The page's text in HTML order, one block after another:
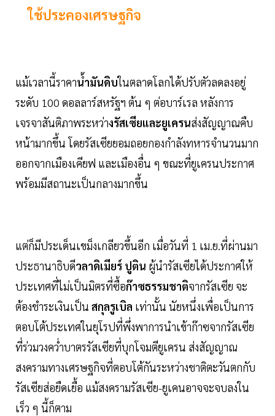
ใช้ประคองเศรษฐกิจ
แม้เวลานี้ราคาน้ำมันดิบในตลาดโลกได้ปรับตัวลดลงอยู่
ระดับ 100 ดอลลาร์สหรัฐฯ ต้น ๆ ต่อบาร์เรล หลังการ
เจรจาสันติภาพระหว่างรัสเซียและยูเครนส่งสัญญาณคืบ
หน้ามากขึ้น โดยรัสเซียยอมถอยกองกำลังทหารจำนวนมาก
ออกจากเมืองเคียฟ และเมืองอื่น ๆ ขณะที่ยูเครนประกาศ
พร้อมมีสถานะเป็นกลางมากขึ้น
แต่ก็มีประเด็นเขม็งเกลียวขึ้นอีก เมื่อวันที่ 1 เม.ย.ที่ผ่านมา
ประธานาธิบดีวลาดิเมียร์ ปูติน ผู้นำรัสเซียได้ประกาศให้
ประเทศที่ไม่เป็นมิตรที่ซื้อก๊าซธรรมชาติจากรัสเซีย จะ
ต้องชำระเงินเป็น สกุลรูเบิล เท่านั้น นัยหนึ่งเพื่อเป็นการ
ตอบโต้ประเทศในยุโรปที่พึ่งพาการนำเข้าก๊าซจากรัสเซีย
ที่ร่วมวงคว่ำบาตรรัสเซียที่บุกโจมตียูเครน ส่งสัญญาณ
สงครามทางเศรษฐกิจที่ตอบโต้กันระหว่างชาติตะวันตกกับ
รัสเซียส่อยืดเยื้อ แม้สงครามรัสเซีย-ยูเคนอาจจะจบลงใน
เร็ว ๆ นี้ก็ตาม